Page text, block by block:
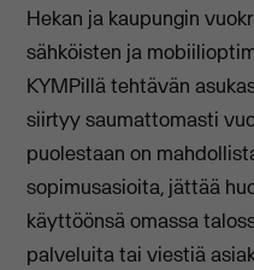
Hekan ja kaupungin
sähköisten ja
KYMPillä tehtävän
siirtyy saumattomasti
puolestaan on
sopimusasioita, jättää
käyttöönsä omassa
palveluita tai viestiä